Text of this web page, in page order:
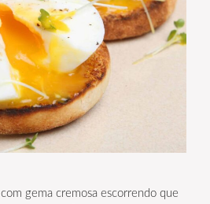
gema cremosa escorrendo que